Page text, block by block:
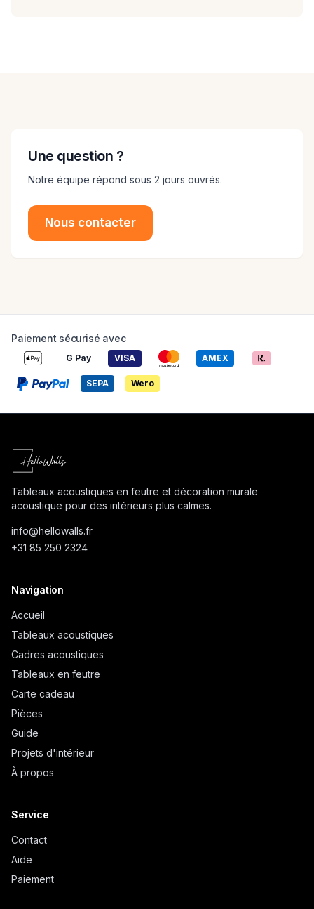
Une question ?
Notre équipe répond sous 2 jours ouvrés.
Nous contacter
Paiement sécurisé avec
G Pay VISA AMEX
SEPA Wero
Tableaux acoustiques en feutre et décoration murale
acoustique pour des intérieurs plus calmes.
info@hellowalls.fr
+31 85 250 2324
Navigation
Accueil
Tableaux acoustiques
Cadres acoustiques
Tableaux en feutre
Carte cadeau
Pièces
Guide
Projets d'intérieur
À propos
Service
Contact
Aide
Paiement